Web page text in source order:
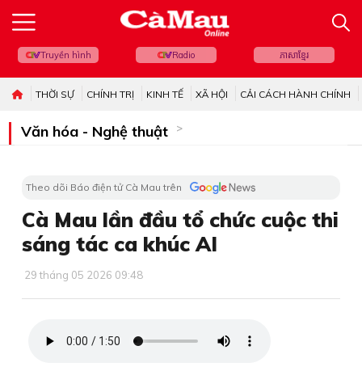
Truyền hình Radio ភាសាខ្មែរ
THỜI SỰ CHÍNH TRỊ KINH TẾ XÃ HỘI CẢI CÁCH HÀNH CHÍNH
Văn hóa - Nghệ thuật
Theo dõi Báo điện tử Cà Mau trên
Cà Mau lần đầu tổ chức cuộc thi
sáng tác ca khúc AI
29 tháng 05 2026 09:48